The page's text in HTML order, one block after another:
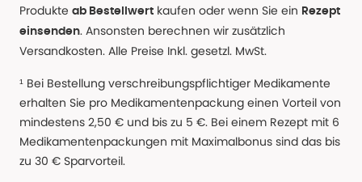
Produkte ab Bestellwert kaufen oder wenn Sie ein Rezept
einsenden. Ansonsten berechnen wir zusätzlich
Versandkosten. Alle Preise Inkl. gesetzl. MwSt.
¹ Bei Bestellung verschreibungspflichtiger Medikamente
erhalten Sie pro Medikamentenpackung einen Vorteil von
mindestens 2,50 € und bis zu 5 €. Bei einem Rezept mit 6
Medikamentenpackungen mit Maximalbonus sind das bis
zu 30 € Sparvorteil.